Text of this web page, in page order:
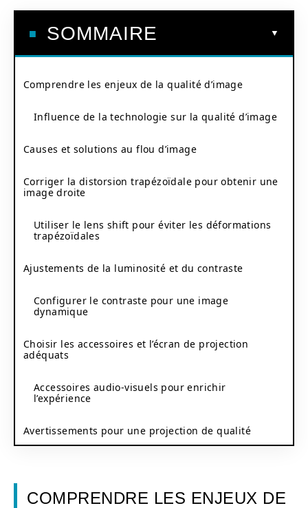
SOMMAIRE
Comprendre les enjeux de la qualité d’image
Influence de la technologie sur la qualité d’image
Causes et solutions au flou d’image
Corriger la distorsion trapézoïdale pour obtenir une
image droite
Utiliser le lens shift pour éviter les déformations
trapézoïdales
Ajustements de la luminosité et du contraste
Configurer le contraste pour une image
dynamique
Choisir les accessoires et l’écran de projection
adéquats
Accessoires audio-visuels pour enrichir
l’expérience
Avertissements pour une projection de qualité
COMPRENDRE LES ENJEUX DE